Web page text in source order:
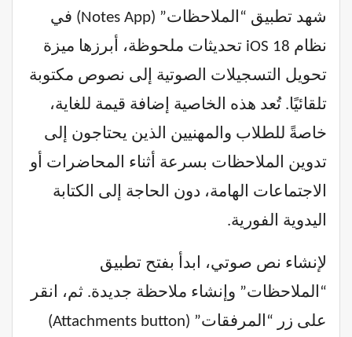
شهد تطبيق “الملاحظات” (Notes App) في
نظام iOS 18 تحديثات ملحوظة، أبرزها ميزة
تحويل التسجيلات الصوتية إلى نصوص مكتوبة
تلقائيًا. تُعد هذه الخاصية إضافة قيمة للغاية،
خاصةً للطلاب والمهنيين الذين يحتاجون إلى
تدوين الملاحظات بسرعة أثناء المحاضرات أو
الاجتماعات الهامة، دون الحاجة إلى الكتابة
اليدوية الفورية.
لإنشاء نص صوتي، ابدأ بفتح تطبيق
“الملاحظات” وإنشاء ملاحظة جديدة. ثم، انقر
على زر “المرفقات” (Attachments button)